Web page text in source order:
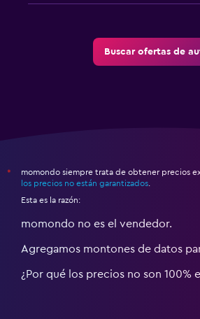
Buscar ofertas de
*
momondo siempre trata de obtener precios
los precios no están garantizados.
Esta es la razón:
momondo no es el vendedor.
Agregamos montones de datos
¿Por qué los precios no son 100%